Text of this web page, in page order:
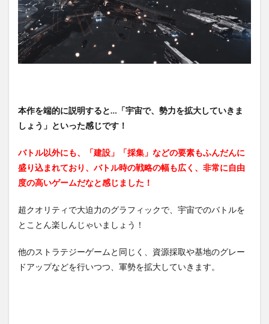
にか
く壮
大…！
1.3
超豪
様…！
2
Lagrange】
の序盤攻略
2.1
を考
進め
と！
2.2
本作を端的に説明すると…「宇宙で、勢力を拡大していきま
しょう」といった感じです！
バトル以外にも、「建設」「採集」などの要素もふんだんに
盛り込まれており、バトル時の戦略の幅も広く、非常に自由
度の高いゲームだなと感じました！
超クオリティで大迫力のグラフィックで、宇宙でのバトルを
とことん楽しんじゃいましょう！
他のストラテジーゲームと同じく、資源採取や基地のグレー
ドアップなどを行いつつ、軍勢を拡大していきます。